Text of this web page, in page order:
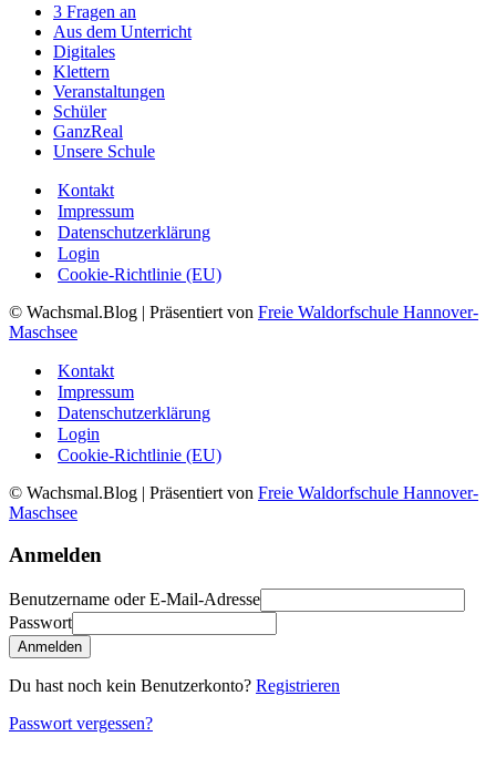
3 Fragen an
Aus dem Unterricht
Digitales
Klettern
Veranstaltungen
Schüler
GanzReal
Unsere Schule
Kontakt
Impressum
Datenschutzerklärung
Login
Cookie-Richtlinie (EU)
© Wachsmal.Blog | Präsentiert von Freie Waldorfschule Hannover-
Maschsee
Kontakt
Impressum
Datenschutzerklärung
Login
Cookie-Richtlinie (EU)
© Wachsmal.Blog | Präsentiert von Freie Waldorfschule Hannover-
Maschsee
Anmelden
Benutzername oder E-Mail-Adresse
Passwort
Anmelden
Du hast noch kein Benutzerkonto? Registrieren
Passwort vergessen?